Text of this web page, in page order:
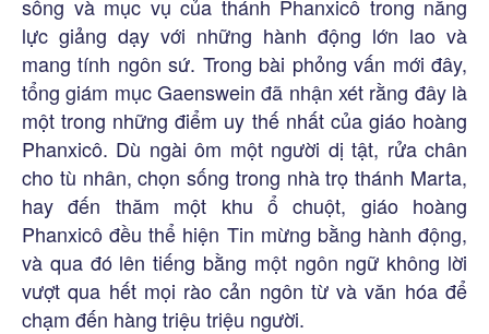
sống và mục vụ của thánh Phanxicô trong năng
lực giảng dạy với những hành động lớn lao và
mang tính ngôn sứ. Trong bài phỏng vấn mới đây,
tổng giám mục Gaenswein đã nhận xét rằng đây là
một trong những điểm uy thế nhất của giáo hoàng
Phanxicô. Dù ngài ôm một người dị tật, rửa chân
cho tù nhân, chọn sống trong nhà trọ thánh Marta,
hay đến thăm một khu ổ chuột, giáo hoàng
Phanxicô đều thể hiện Tin mừng bằng hành động,
và qua đó lên tiếng bằng một ngôn ngữ không lời
vượt qua hết mọi rào cản ngôn từ và văn hóa để
chạm đến hàng triệu triệu người.